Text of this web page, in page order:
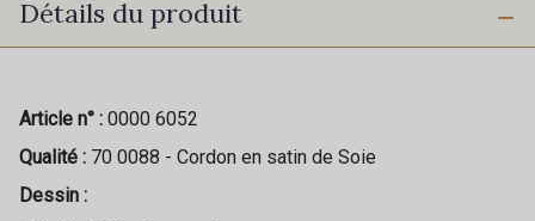
Détails du produit
Article n° : 0000 6052
Qualité : 70 0088 - Cordon en satin de Soie
Dessin :